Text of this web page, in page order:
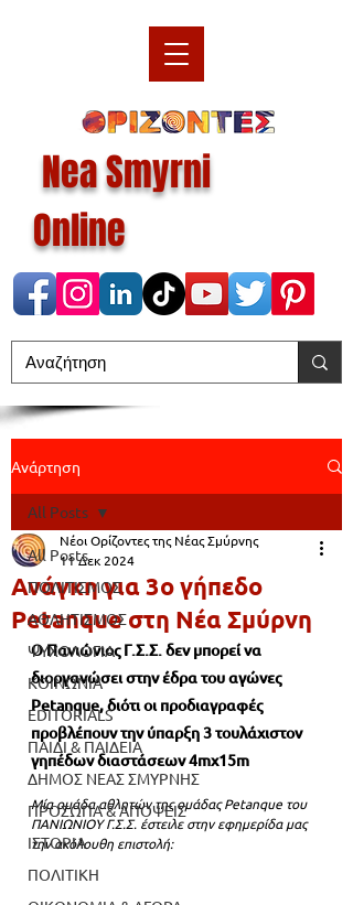
Nea Smyrni
Online
Ανάρτηση
All Posts
ΠΟΛΙΤΙΣΜΟΣ
ΑΘΛΗΤΙΣΜΟΣ
ΨΥΧΟΛΟΓΙΑ
ΚΟΙΝΩΝΙΑ
EDITORIALS
ΠΑΙΔΙ & ΠΑΙΔΕΙΑ
ΔΗΜΟΣ ΝΕΑΣ ΣΜΥΡΝΗΣ
ΠΡΟΣΩΠΑ & ΑΠΟΨΕΙΣ
ΙΣΤΟΡΙΑ
ΠΟΛΙΤΙΚΗ
All Posts
Ανάγκη για 3ο γήπεδο
Petanque στη Νέα Σμύρνη
Νέοι Ορίζοντες της Νέας Σμύρνης
11 Δεκ 2024
O Πανιώνιος Γ.Σ.Σ. δεν μπορεί να
διοργανώσει στην έδρα του αγώνες
Petanque, διότι οι προδιαγραφές
προβλέπουν την ύπαρξη 3 τουλάχιστον
γηπέδων διαστάσεων 4mx15m
Μία ομάδα αθλητών της ομάδας Petanque του
ΠΑΝΙΩΝΙΟΥ Γ.Σ.Σ. έστειλε στην εφημερίδα μας
την ακόλουθη επιστολή: